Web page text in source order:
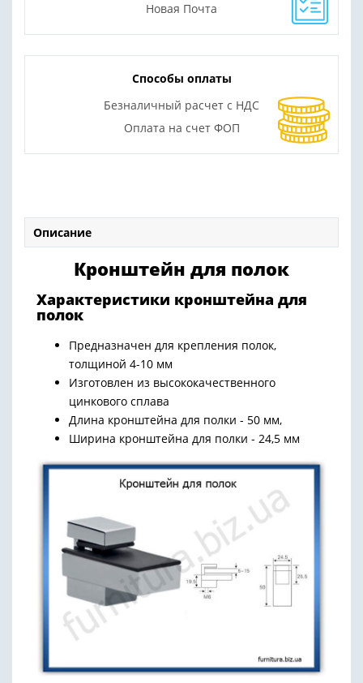
Новая Почта
Способы оплаты
Безналичный расчет с НДС
Оплата на счет ФОП
Описание
Кронштейн для полок
Характеристики кронштейна для
полок
Предназначен для крепления полок,
толщиной 4-10 мм
Изготовлен из высококачественного
цинкового сплава
Длина кронштейна для полки - 50 мм,
Ширина кронштейна для полки - 24,5 мм